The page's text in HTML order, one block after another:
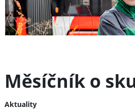
Měsíčník o
Aktuality